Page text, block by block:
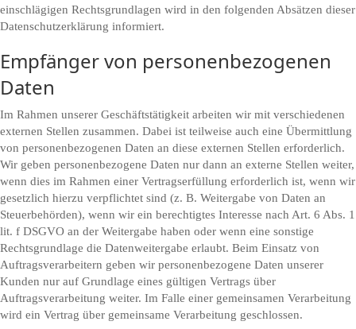
einschlägigen Rechtsgrundlagen wird in den folgenden Absätzen dieser
Datenschutzerklärung informiert.
Empfänger von personenbezogenen
Daten
Im Rahmen unserer Geschäftstätigkeit arbeiten wir mit verschiedenen
externen Stellen zusammen. Dabei ist teilweise auch eine Übermittlung
von personenbezogenen Daten an diese externen Stellen erforderlich.
Wir geben personenbezogene Daten nur dann an externe Stellen weiter,
wenn dies im Rahmen einer Vertragserfüllung erforderlich ist, wenn wir
gesetzlich hierzu verpflichtet sind (z. B. Weitergabe von Daten an
Steuerbehörden), wenn wir ein berechtigtes Interesse nach Art. 6 Abs. 1
lit. f DSGVO an der Weitergabe haben oder wenn eine sonstige
Rechtsgrundlage die Datenweitergabe erlaubt. Beim Einsatz von
Auftragsverarbeitern geben wir personenbezogene Daten unserer
Kunden nur auf Grundlage eines gültigen Vertrags über
Auftragsverarbeitung weiter. Im Falle einer gemeinsamen Verarbeitung
wird ein Vertrag über gemeinsame Verarbeitung geschlossen.